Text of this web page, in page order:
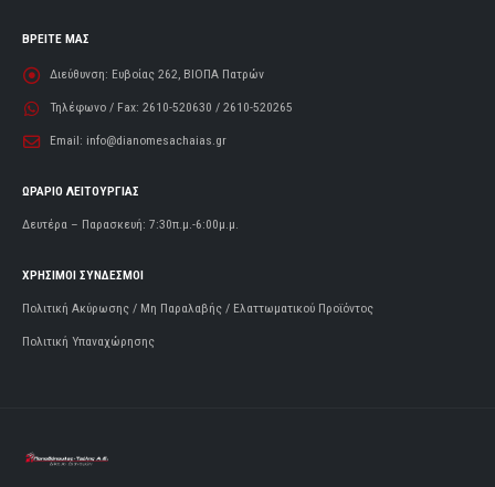
ΒΡΕΙΤΕ ΜΑΣ
Διεύθυνση: Ευβοίας 262, ΒΙΟΠΑ Πατρών
Τηλέφωνο / Fax: 2610-520630 / 2610-520265
Email: info@dianomesachaias.gr
ΩΡΑΡΙΟ ΛΕΙΤΟΥΡΓΙΑΣ
Δευτέρα – Παρασκευή: 7:30π.μ.-6:00μ.μ.
ΧΡΗΣΙΜΟΙ ΣΥΝΔΕΣΜΟΙ
Πολιτική Ακύρωσης / Μη Παραλαβής / Ελαττωματικού Προϊόντος
Πολιτική Υπαναχώρησης